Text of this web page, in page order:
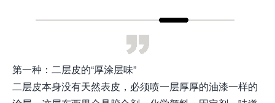
第一种：二层皮的“厚涂层味”
二层皮本身没有天然表皮，必须喷一层厚厚的油漆一样的